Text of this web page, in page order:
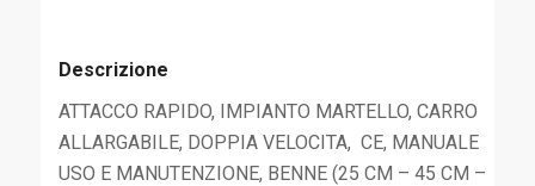
Descrizione
ATTACCO RAPIDO, IMPIANTO MARTELLO, CARRO
ALLARGABILE, DOPPIA VELOCITA, CE, MANUALE
USO E MANUTENZIONE, BENNE (25 CM – 45 CM –